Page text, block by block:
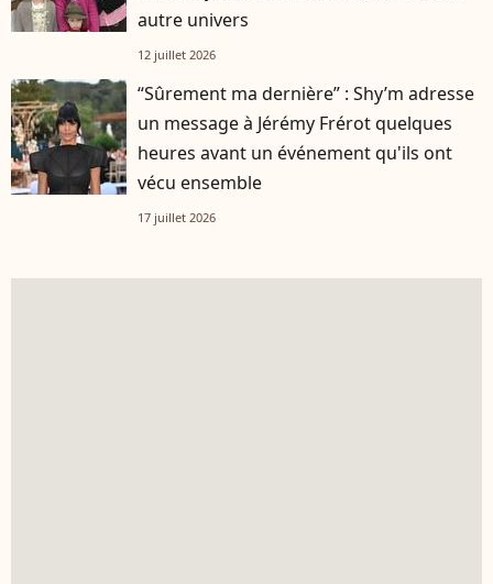
autre univers
12 juillet 2026
“Sûrement ma dernière” : Shy’m adresse
un message à Jérémy Frérot quelques
heures avant un événement qu'ils ont
vécu ensemble
17 juillet 2026